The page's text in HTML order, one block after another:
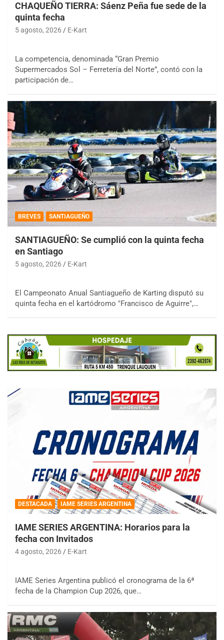
CHAQUEÑO TIERRA: Sáenz Peña fue sede de la
quinta fecha
5 agosto, 2026 E-Kart
La competencia, denominada “Gran Premio
Supermercados Sol – Ferretería del Norte”, contó con la
participación de…
BREVES SANTIAGUEÑO
SANTIAGUEÑO: Se cumplió con la quinta fecha
en Santiago
5 agosto, 2026 E-Kart
El Campeonato Anual Santiagueño de Karting disputó su
quinta fecha en el kartódromo "Francisco de Aguirre",…
DESTACADA IAME SERIES ARGENTINA
IAME SERIES ARGENTINA: Horarios para la
fecha con Invitados
4 agosto, 2026 E-Kart
IAME Series Argentina publicó el cronograma de la 6ª
fecha de la Champion Cup 2026, que…